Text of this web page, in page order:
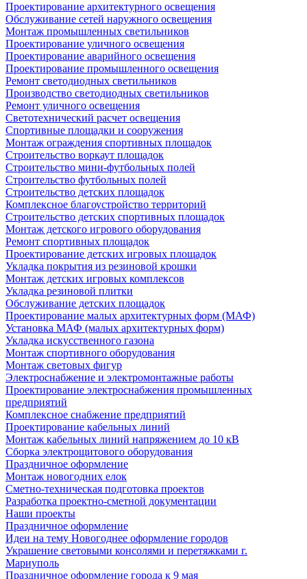
Проектирование архитектурного освещения
Обслуживание сетей наружного освещения
Монтаж промышленных светильников
Проектирование уличного освещения
Проектирование аварийного освещения
Проектирование промышленного освещения
Ремонт светодиодных светильников
Производство светодиодных светильников
Ремонт уличного освещения
Светотехнический расчет освещения
Спортивные площадки и сооружения
Монтаж ограждения спортивных площадок
Строительство воркаут площадок
Строительство мини-футбольных полей
Строительство футбольных полей
Строительство детских площадок
Комплексное благоустройство территорий
Строительство детских спортивных площадок
Монтаж детского игрового оборудования
Ремонт спортивных площадок
Проектирование детских игровых площадок
Укладка покрытия из резиновой крошки
Монтаж детских игровых комплексов
Укладка резиновой плитки
Обслуживание детских площадок
Проектирование малых архитектурных форм (МАФ)
Установка МАФ (малых архитектурных форм)
Укладка искусственного газона
Монтаж спортивного оборудования
Монтаж световых фигур
Электроснабжение и электромонтажные работы
Проектирование электроснабжения промышленных
предприятий
Комплексное снабжение предприятий
Проектирование кабельных линий
Монтаж кабельных линий напряжением до 10 кВ
Сборка электрощитового оборудования
Праздничное оформление
Монтаж новогодних елок
Сметно-техническая подготовка проектов
Разработка проектно-сметной документации
Наши проекты
Праздничное оформление
Идеи на тему Новогоднее оформление городов
Украшение световыми консолями и перетяжками г.
Мариуполь
Праздничное оформление города к 9 мая